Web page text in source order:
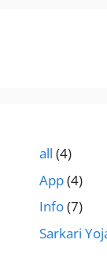
all (4)
App(4)
Info(7)
Sarkari